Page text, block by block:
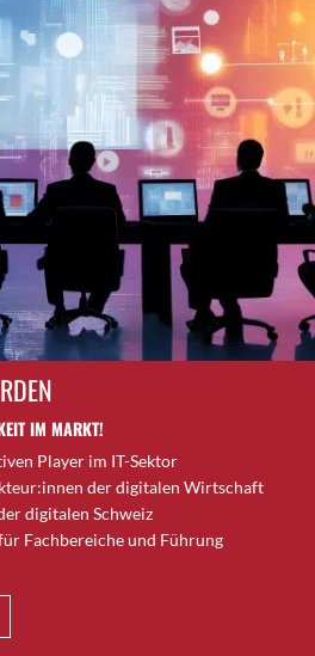
IM MARKT!
Player im IT-Sektor
der digitalen Wirtschaft
digitalen Schweiz
Fachbereiche und Führung